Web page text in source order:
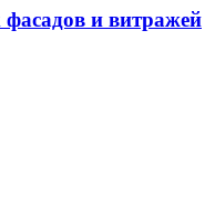
и витражей